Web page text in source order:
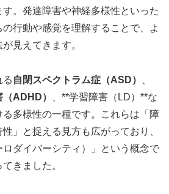
。発達障害や神経多様性といった
行動や感覚を理解することで、よ
見えてきます。
る 自閉スペクトラム症（ASD）
ADHD）
、**学習障害（LD）**な
多様性の一種です。これらは「障
」と捉える見方も広がっており、
ロダイバーシティ）」という概念で
きました。